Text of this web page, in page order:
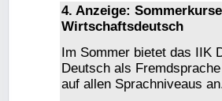
4. Anzeige:
Wirtschaftsdeutsch
Im Sommer bietet das IIK
Deutsch als
auf allen Sprachniveaus